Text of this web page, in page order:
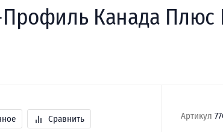
Канада Плюс
Сравнить Артикул